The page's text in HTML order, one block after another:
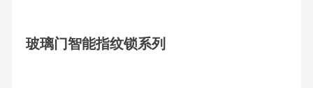
玻璃门智能指纹锁系列